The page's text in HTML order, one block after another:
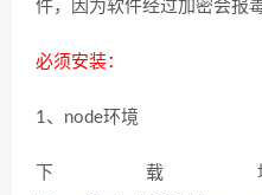
件，因为软件经过加密会报毒
必须安装：
1、node环境
下载